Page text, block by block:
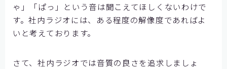
ゃ」「ぱっ」という音は聞こえてほしくないわけで
す。社内ラジオには、ある程度の解像度であればよ
いと考えております。
さて、社内ラジオでは音質の良さを追求しましょ